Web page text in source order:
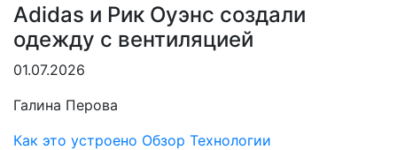
Adidas и Рик Оуэнс создали
одежду с вентиляцией
01.07.2026
Галина Перова
Как это устроено Обзор Технологии